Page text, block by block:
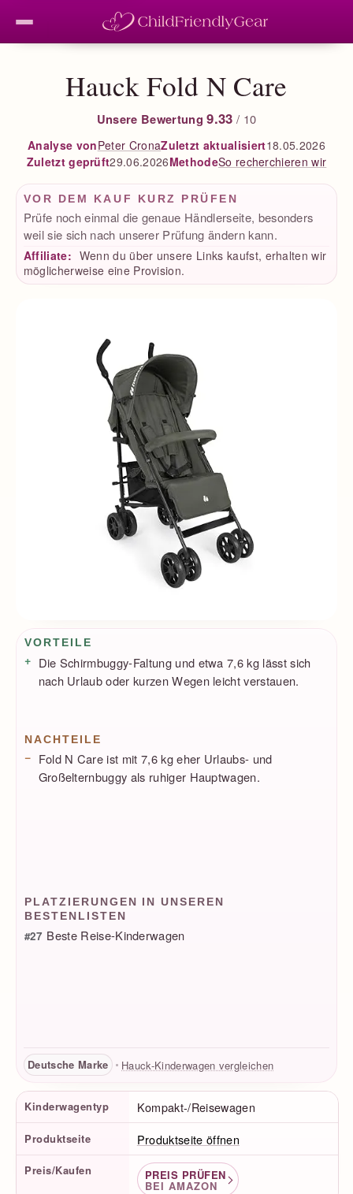
Hauck Fold N Care
Unsere Bewertung 9.33 / 10
Analyse vonPeter CronaZuletzt aktualisiert18.05.2026
Zuletzt geprüft29.06.2026MethodeSo recherchieren wir
VOR DEM KAUF KURZ PRÜFEN
Prüfe noch einmal die genaue Händlerseite, besonders
weil sie sich nach unserer Prüfung ändern kann.
Affiliate: Wenn du über unsere Links kaufst, erhalten wir
möglicherweise eine Provision.
Vorteile / Nachteile
VORTEILE
Die Schirmbuggy-Faltung und etwa 7,6 kg lässt sich
nach Urlaub oder kurzen Wegen leicht verstauen.
NACHTEILE
Fold N Care ist mit 7,6 kg eher Urlaubs- und
Großelternbuggy als ruhiger Hauptwagen.
PLATZIERUNGEN IN UNSEREN
BESTENLISTEN
#27 Beste Reise-Kinderwagen
Deutsche Marke Hauck-Kinderwagen vergleichen
Produktfakten
Kinderwagentyp Kompakt-/Reisewagen
Produktseite Produktseite öffnen
Preis/Kaufen PREIS PRÜFEN
BEI AMAZON